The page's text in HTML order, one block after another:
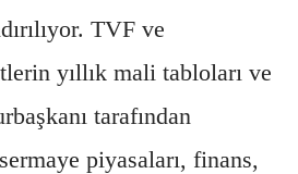
TVF ve
yıllık mali tabloları ve
tarafından
piyasaları, finans,